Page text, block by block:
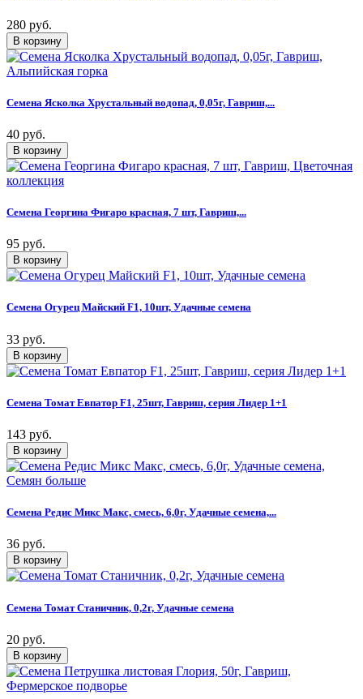
280 руб.
Семена Ясколка Хрустальный водопад, 0,05г, Гавриш,...
40 руб.
Семена Георгина Фигаро красная, 7 шт, Гавриш,...
95 руб.
Семена Огурец Майский F1, 10шт, Удачные семена
33 руб.
Семена Томат Евпатор F1, 25шт, Гавриш, серия Лидер 1+1
143 руб.
Семена Редис Микс Макс, смесь, 6,0г, Удачные семена,...
36 руб.
Семена Томат Станичник, 0,2г, Удачные семена
20 руб.